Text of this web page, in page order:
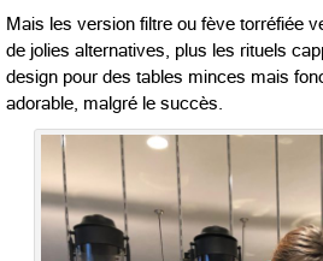
Mais les version filtre ou fève torréfiée
de jolies alternatives, plus les rituels
design pour des tables minces mais
adorable, malgré le succès.